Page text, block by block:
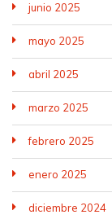
junio 2025
mayo 2025
abril 2025
marzo 2025
febrero 2025
enero 2025
diciembre 2024